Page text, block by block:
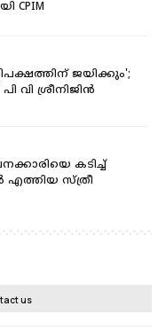
CPIM
ജയിക്കും';
വി ശ്രീനിജിന്‍
കടിച്ച്
എത്തിയ സ്ത്രീ
us